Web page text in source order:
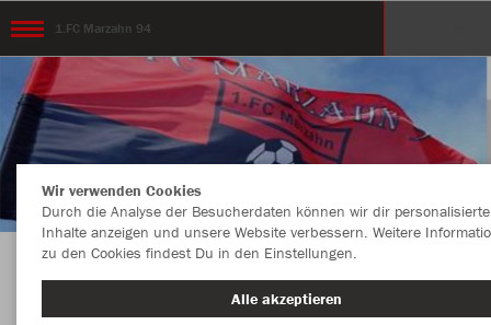
1.FC Marzahn 94
Herzlich Willkommen im Teamshop 1.FC
Marzahn 94
Wir verwenden Cookies
Durch die Analyse der Besucherdaten können wir dir personalisierte
Inhalte anzeigen und unsere Website verbessern. Weitere
zu den Cookies findest Du in den Einstellungen.
Alle akzeptieren